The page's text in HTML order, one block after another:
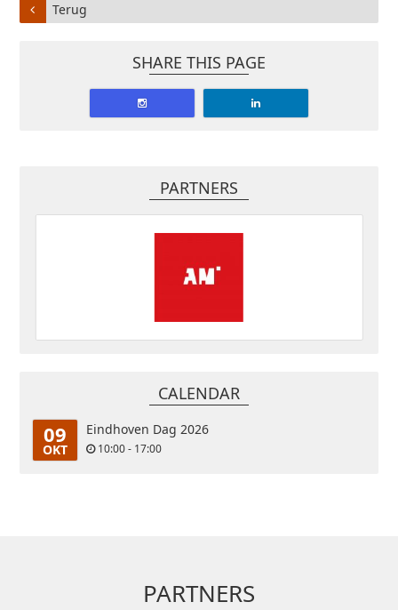
Terug
SHARE THIS PAGE
PARTNERS
CALENDAR
09
OKT
Eindhoven Dag 2026
10:00 - 17:00
PARTNERS